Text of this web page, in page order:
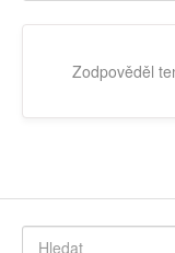
Zodpověděl